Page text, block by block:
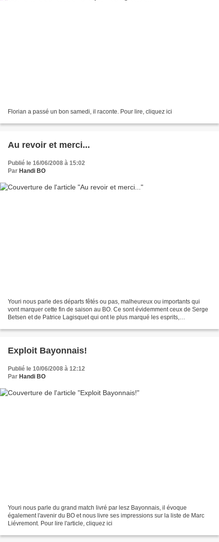
Florian a passé un bon samedi, il raconte. Pour lire, cliquez ici
Au revoir et merci...
Publié le 16/06/2008 à 15:02
Par Handi BO
Youri nous parle des départs fêtés ou pas, malheureux ou importants qui
vont marquer cette fin de saison au BO. Ce sont évidemment ceux de Serge
Betsen et de Patrice Lagisquet qui ont le plus marqué les esprits,
Exploit Bayonnais!
Publié le 10/06/2008 à 12:12
Par Handi BO
Youri nous parle du grand match livré par lesz Bayonnais, il évoque
également l'avenir du BO et nous livre ses impressions sur la liste de Marc
Liévremont. Pour lire l'article, cliquez ici